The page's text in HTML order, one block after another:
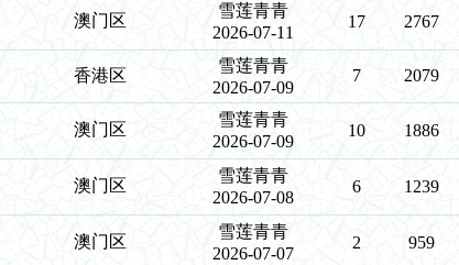
澳门区
雪莲青青
2026-07-11
17 2767
香港区
雪莲青青
2026-07-09
7 2079
澳门区
雪莲青青
2026-07-09
10 1886
澳门区
雪莲青青
2026-07-08
6 1239
澳门区
雪莲青青
2026-07-07
2 959